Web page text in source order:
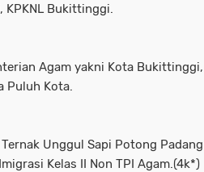
Bukittinggi.
Agam yakni Kota Bukittinggi,
Puluh Kota.
Unggul Sapi Potong Padang
Kelas II Non TPI Agam.(4k*)